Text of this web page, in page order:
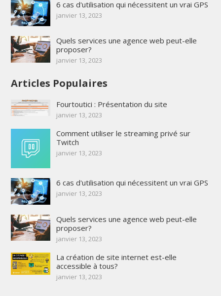
6 cas d'utilisation qui nécessitent un vrai GPS
janvier 13, 2023
Quels services une agence web peut-elle
proposer?
janvier 13, 2023
Articles Populaires
Fourtoutici : Présentation du site
janvier 13, 2023
Comment utiliser le streaming privé sur
Twitch
janvier 13, 2023
6 cas d'utilisation qui nécessitent un vrai GPS
janvier 13, 2023
Quels services une agence web peut-elle
proposer?
janvier 13, 2023
La création de site internet est-elle
accessible à tous?
janvier 13, 2023